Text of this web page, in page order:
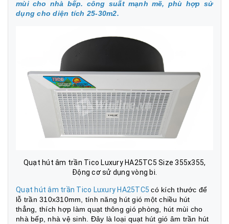
mùi cho nhà bếp. công suất mạnh mẽ, phù hợp sử
dụng cho diện tích 25-30m2.
Quạt hút âm trần Tico Luxury HA25TC5 Size 355x355,
Động cơ sử dụng vòng bi.
Quạt hút âm trần Tico Luxury HA25TC5có kích thước để
lỗ trần 310x310mm, tính năng hút gió một chiều hút
thẳng, thích hợp làm quạt thông gió phòng, hút mùi cho
nhà bếp, nhà vệ sinh. Đây là loại quạt hút gió âm trần hút